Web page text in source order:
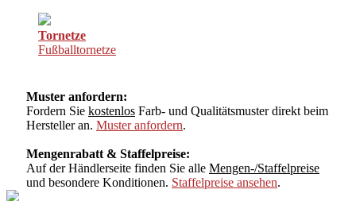
Tornetze
Fußballtornetze
Muster anfordern:
Fordern Sie kostenlos Farb- und Qualitätsmuster direkt beim
Hersteller an. Muster anfordern.
Mengenrabatt & Staffelpreise:
Auf der Händlerseite finden Sie alle Mengen-/Staffelpreise
und besondere Konditionen. Staffelpreise ansehen.